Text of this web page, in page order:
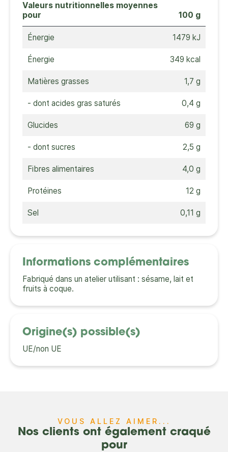
Valeurs nutritionnelles moyennes
pour
100 g
Énergie 1479 kJ
Énergie 349 kcal
Matières grasses 1,7 g
- dont acides gras saturés 0,4 g
Glucides 69 g
- dont sucres 2,5 g
Fibres alimentaires 4,0 g
Protéines 12 g
Sel 0,11 g
Informations complémentaires
Fabriqué dans un atelier utilisant : sésame, lait et
fruits à coque.
Origine(s) possible(s)
UE/non UE
VOUS ALLEZ AIMER...
Nos clients ont également craqué
pour